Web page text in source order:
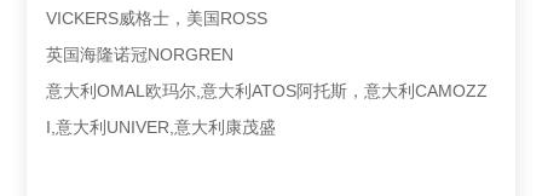
VICKERS威格士，美国ROSS
英国海隆诺冠NORGREN
意大利OMAL欧玛尔,意大利ATOS阿托斯，意大利CAMOZZ
I,意大利UNIVER,意大利康茂盛